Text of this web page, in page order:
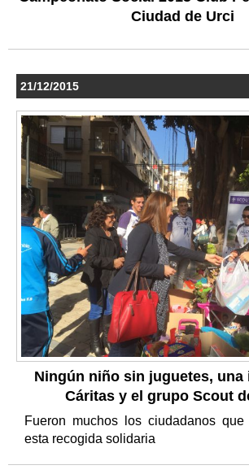
Ciudad de Urci
21/12/2015
Ningún niño sin juguetes, una
Cáritas y el grupo Scout
Fueron muchos los ciudadanos que
esta recogida solidaria